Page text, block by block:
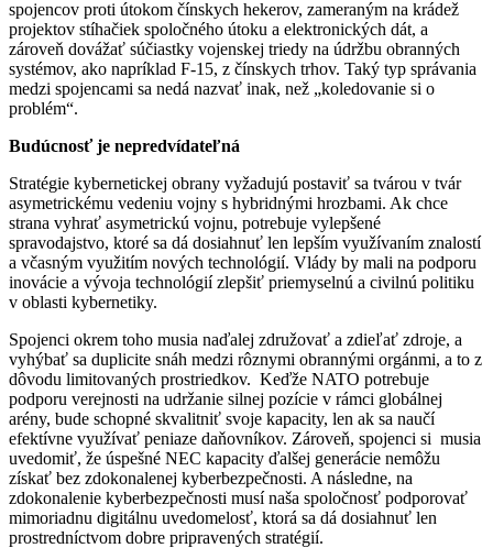
spojencov proti útokom čínskych hekerov, zameraným na krádež
projektov stíhačiek spoločného útoku a elektronických dát, a
zároveň dovážať súčiastky vojenskej triedy na údržbu obranných
systémov, ako napríklad F-15, z čínskych trhov. Taký typ správania
medzi spojencami sa nedá nazvať inak, než „koledovanie si o
problém“.
Budúcnosť je nepredvídateľná
Stratégie kybernetickej obrany vyžadujú postaviť sa tvárou v tvár
asymetrickému vedeniu vojny s hybridnými hrozbami. Ak chce
strana vyhrať asymetrickú vojnu, potrebuje vylepšené
spravodajstvo, ktoré sa dá dosiahnuť len lepším využívaním znalostí
a včasným využitím nových technológií. Vlády by mali na podporu
inovácie a vývoja technológií zlepšiť priemyselnú a civilnú politiku
v oblasti kybernetiky.
Spojenci okrem toho musia naďalej združovať a zdieľať zdroje, a
vyhýbať sa duplicite snáh medzi rôznymi obrannými orgánmi, a to z
dôvodu limitovaných prostriedkov. Keďže NATO potrebuje
podporu verejnosti na udržanie silnej pozície v rámci globálnej
arény, bude schopné skvalitniť svoje kapacity, len ak sa naučí
efektívne využívať peniaze daňovníkov. Zároveň, spojenci si musia
uvedomiť, že úspešné NEC kapacity ďalšej generácie nemôžu
získať bez zdokonalenej kyberbezpečnosti. A následne, na
zdokonalenie kyberbezpečnosti musí naša spoločnosť podporovať
mimoriadnu digitálnu uvedomelosť, ktorá sa dá dosiahnuť len
prostredníctvom dobre pripravených stratégií.